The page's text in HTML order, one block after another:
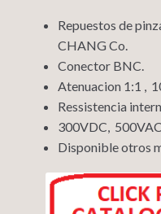
Repuestos de
CHANG Co.
Conector BNC.
Atenuacion 1:1 ,
Ressistencia
300VDC, 500VAC.
Disponible otros